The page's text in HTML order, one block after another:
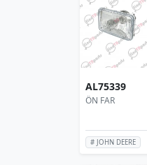
AL75339
ÖN FAR
# JOHN DEERE